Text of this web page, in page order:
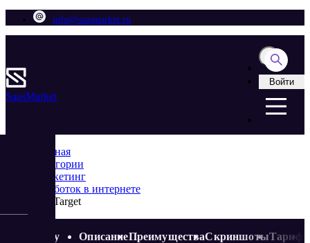
info@saasmarket.ru
SaasMarket
Войти
Главная
Категории
Маркетинг
Заработок в интернете
MaxTarget
Кому
ОписаниеПреимуществаСкриншотыТариф